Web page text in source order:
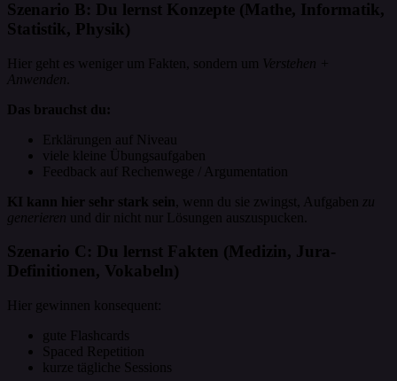
Szenario B: Du lernst Konzepte (Mathe, Informatik,
Statistik, Physik)
Hier geht es weniger um Fakten, sondern um Verstehen +
Anwenden
Das brauchst du:
Erklärungen auf Niveau
viele kleine Übungsaufgaben
Feedback auf Rechenwege / Argumentation
KI kann hier sehr stark sein , wenn du sie zwingst, Aufgaben zu
generieren und dir nicht nur Lösungen auszuspucken.
Szenario C: Du lernst Fakten (Medizin, Jura-
Definitionen, Vokabeln)
Hier gewinnen konsequent:
gute Flashcards
Spaced Repetition
kurze tägliche Sessions